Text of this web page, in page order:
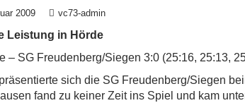
2009 vc73-admin
Leistung in Hörde
– SG Freudenberg/Siegen 3:0 (25:16, 25:13,
sich die SG Freudenberg/Siegen
fand zu keiner Zeit ins Spiel und kam